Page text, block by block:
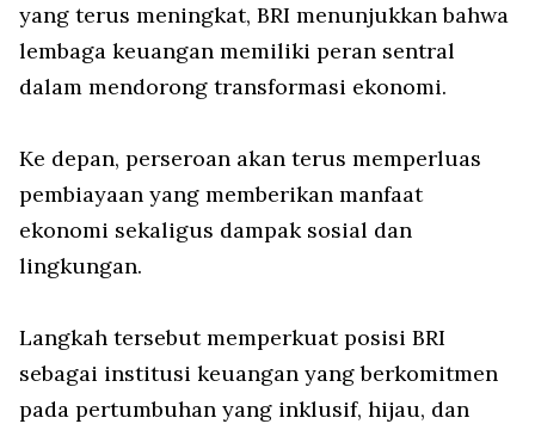
yang terus meningkat, BRI menunjukkan bahwa
lembaga keuangan memiliki peran sentral
dalam mendorong transformasi ekonomi.
Ke depan, perseroan akan terus memperluas
pembiayaan yang memberikan manfaat
ekonomi sekaligus dampak sosial dan
lingkungan.
Langkah tersebut memperkuat posisi BRI
sebagai institusi keuangan yang berkomitmen
pada pertumbuhan yang inklusif, hijau, dan